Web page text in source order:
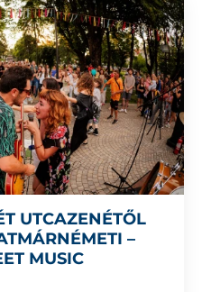
UTCAZENÉTŐL
–
MUSIC